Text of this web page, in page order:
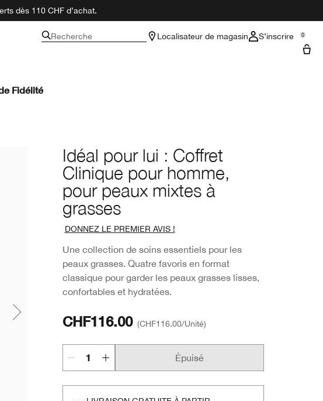
dès 110 CHF d’achat.
Recherche Localisateur de magasin S’inscrire 0
Fidélité
Idéal pour lui : Coffret
Clinique pour homme,
pour peaux mixtes à
grasses
DONNEZ LE PREMIER AVIS !
Une collection de soins essentiels pour les
peaux grasses. Quatre favoris en format
classique pour garder les peaux grasses lisses,
confortables et hydratées.
CHF116.00 CHF116.00/Unité
Épuisé